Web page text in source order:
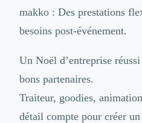
makko: Des prestations
besoins post-événement.
Un Noël d’entreprise
bons partenaires.
Traiteur, goodies,
détail compte pour créer